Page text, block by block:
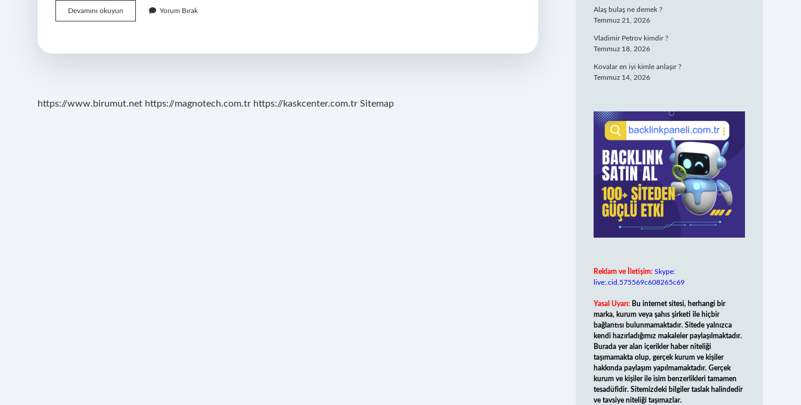
Devamını okuyun
Roman
Yorum Bırak
https://www.birumut.net https://magnotech.com.tr https://kaskcenter.com.tr Sitemap
Alaş bulaş ne demek ?
Temmuz 21, 2026
Vladimir Petrov kimdir ?
Temmuz 18, 2026
Kovalar en iyi kimle anlaşır ?
Temmuz 14, 2026
Reklam ve İletişim: Skype:
live:.cid.575569c608265c69
Yasal Uyarı: Bu internet sitesi, herhangi bir
marka, kurum veya şahıs şirketi ile hiçbir
bağlantısı bulunmamaktadır. Sitede yalnızca
kendi hazırladığımız makaleler paylaşılmaktadır.
Burada yer alan içerikler haber niteliği
taşımamakta olup, gerçek kurum ve kişiler
hakkında paylaşım yapılmamaktadır. Gerçek
kurum ve kişiler ile isim benzerlikleri tamamen
tesadüfidir. Sitemizdeki bilgiler taslak halindedir
ve tavsiye niteliği taşımazlar.